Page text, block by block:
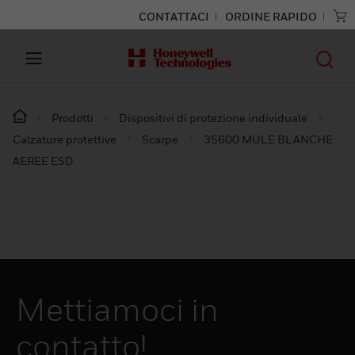
CONTATTACI ORDINE RAPIDO
Prodotti
Dispositivi di protezione individuale
Calzature protettive
Scarpe
35600 MULE BLANCHE
AEREE ESD
Mettiamoci in
contatto!